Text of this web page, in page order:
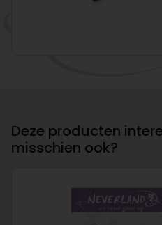
Deze producten
misschien ook?